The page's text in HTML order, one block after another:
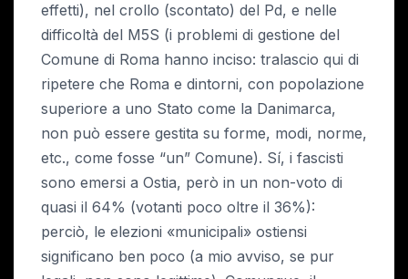
effetti), nel crollo (scontato) del Pd, e nelle
difficoltà del M5S (i problemi di gestione del
Comune di Roma hanno inciso: tralascio qui di
ripetere che Roma e dintorni, con popolazione
superiore a uno Stato come la Danimarca,
non può essere gestita su forme, modi, norme,
etc., come fosse “un” Comune). Sí, i fascisti
sono emersi a Ostia, però in un non-voto di
quasi il 64% (votanti poco oltre il 36%):
perciò, le elezioni «municipali» ostiensi
significano ben poco (a mio avviso, se pur